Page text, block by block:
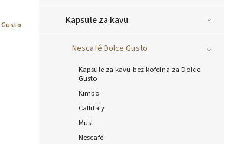
Kapsule za kavu
Nescafé Dolce Gusto
Kapsule za kavu bez kofeina za Dolce
Gusto
Kimbo
Caffitaly
Must
Nescafé